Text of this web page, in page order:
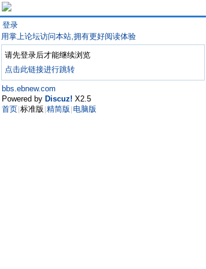
登录
用掌上论坛访问本站,拥有更好阅读体验
请先登录后才能继续浏览
点击此链接进行跳转
bbs.ebnew.com
Powered by Discuz! X2.5
首页 标准版 精简版 电脑版